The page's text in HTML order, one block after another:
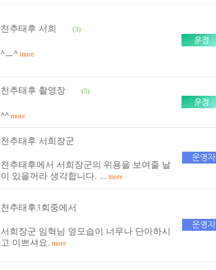
천추태후 서희 (3)
^ㅡ^more
천추태후 촬영장 (5)
^^more
천추태후 서희장군
천추태후에서 서희장군의 위용을 보여줄 날
이 있을꺼라 생각합니다. ... more
천추태후3회중에서
서희장군 임혁님 옆모습이 너무나 단아하시
고 이쁘셔요. more